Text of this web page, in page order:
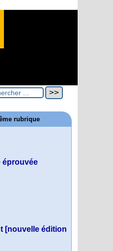
rubrique
éprouvée
[nouvelle édition